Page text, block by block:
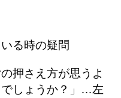
る時の疑問
押さえ方が思うよ
でしょうか？」…左